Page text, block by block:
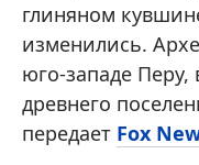
глиняном
изменились.
юго-западе Перу,
древнего
передает Fox